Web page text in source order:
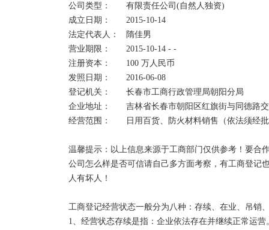
公司类型：	有限责任公司(自然人独资)
成立日期：	2015-10-14
法定代表人：	隋佳男
营业期限：	2015-10-14 - -
注册资本：	100 万人民币
发照日期：	2016-06-08
登记机关：	长春市工商行政管理局朝阳分局
企业地址：	吉林省长春市朝阳区红旗街与同德路交会处长春红旗街万达广场2幢720号房
经营范围：	日用百货、防火材料销售（依法须经批准的项目，经相关部门批准后方可开展经营活动）
温馨提示：以上信息来源于工商部门仅供参考！要合
公司怎么样是否可信请自己多方面考察，有工商登记
人有坏人！
工商登记经营状态一般分为八种：存续、在业、吊销
1、经营状态存续是指：企业依法存在并继续正常运